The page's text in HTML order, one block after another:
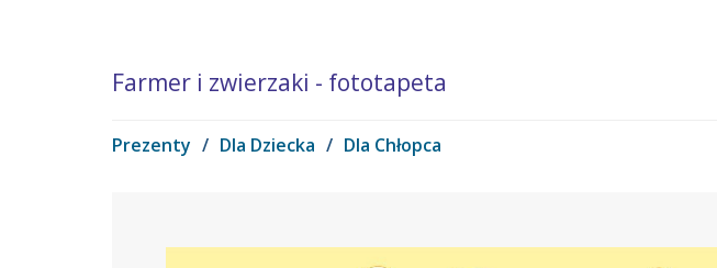
Farmer i zwierzaki - fototapeta
Prezenty / Dla Dziecka / Dla Chłopca